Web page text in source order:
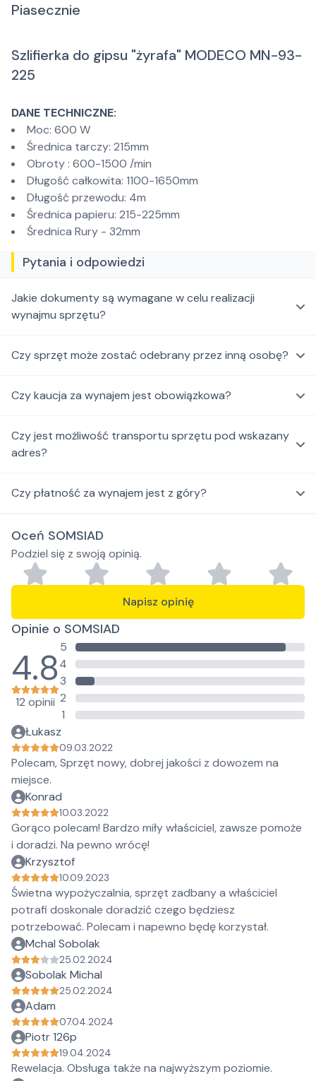
Piasecznie
Szlifierka do gipsu "żyrafa" MODECO MN-93-
225
DANE TECHNICZNE:
Moc: 600 W
Średnica tarczy: 215mm
Obroty : 600-1500 /min
Długość całkowita: 1100-1650mm
Długość przewodu: 4m
Średnica papieru: 215-225mm
Średnica Rury - 32mm
Pytania i odpowiedzi
Jakie dokumenty są wymagane w celu realizacji
wynajmu sprzętu?
Czy sprzęt może zostać odebrany przez inną osobę?
Czy kaucja za wynajem jest obowiązkowa?
Czy jest możliwość transportu sprzętu pod wskazany
adres?
Czy płatność za wynajem jest z góry?
Oceń SOMSIAD
Podziel się z swoją opinią.
Napisz opinię
Opinie o SOMSIAD
4.8
12 opinii
5
4
3
2
1
Łukasz
09.03.2022
Polecam, Sprzęt nowy, dobrej jakości z dowozem na
miejsce.
Konrad
10.03.2022
Gorąco polecam! Bardzo miły właściciel, zawsze pomoże
i doradzi. Na pewno wrócę!
Krzysztof
10.09.2023
Świetna wypożyczalnia, sprzęt zadbany a właściciel
potrafi doskonale doradzić czego będziesz
potrzebować. Polecam i napewno będę korzystał.
Mchal Sobolak
25.02.2024
Sobolak Michal
25.02.2024
Adam
07.04.2024
Piotr 126p
19.04.2024
Rewelacja. Obsługa także na najwyższym poziomie.